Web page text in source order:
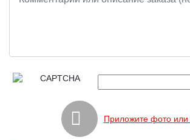
Приложите фото или